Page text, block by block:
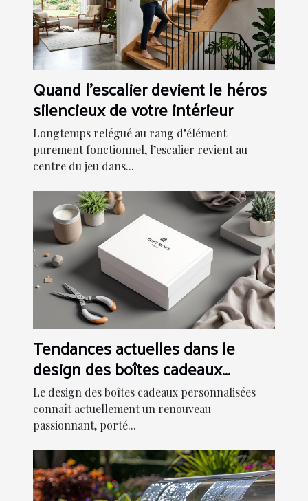
Quand l'escalier devient le héros
silencieux de votre intérieur
Longtemps relégué au rang d’élément
purement fonctionnel, l’escalier revient au
centre du jeu dans...
Tendances actuelles dans le
design des boîtes cadeaux
personnalisées
Le design des boîtes cadeaux personnalisées
connaît actuellement un renouveau
passionnant, porté...